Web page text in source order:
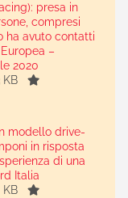
presa in
compresi
ha avuto contatti
–
2020
KB
modello drive-
in risposta
di una
Italia
KB